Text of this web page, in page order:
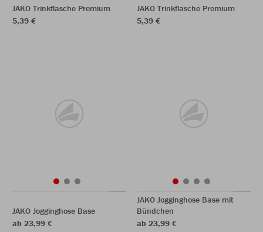
JAKO Trinkflasche Premium
5,39 €
JAKO Trinkflasche Premium
5,39 €
JAKO Jogginghose Base
ab 23,99 €
JAKO Jogginghose Base mit
Bündchen
ab 23,99 €